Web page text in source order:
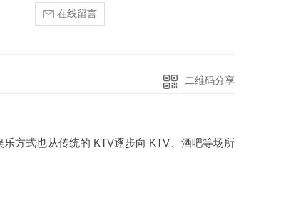
在线留言
二维码分享
方式也从传统的 KTV逐步向 KTV、酒吧等场所